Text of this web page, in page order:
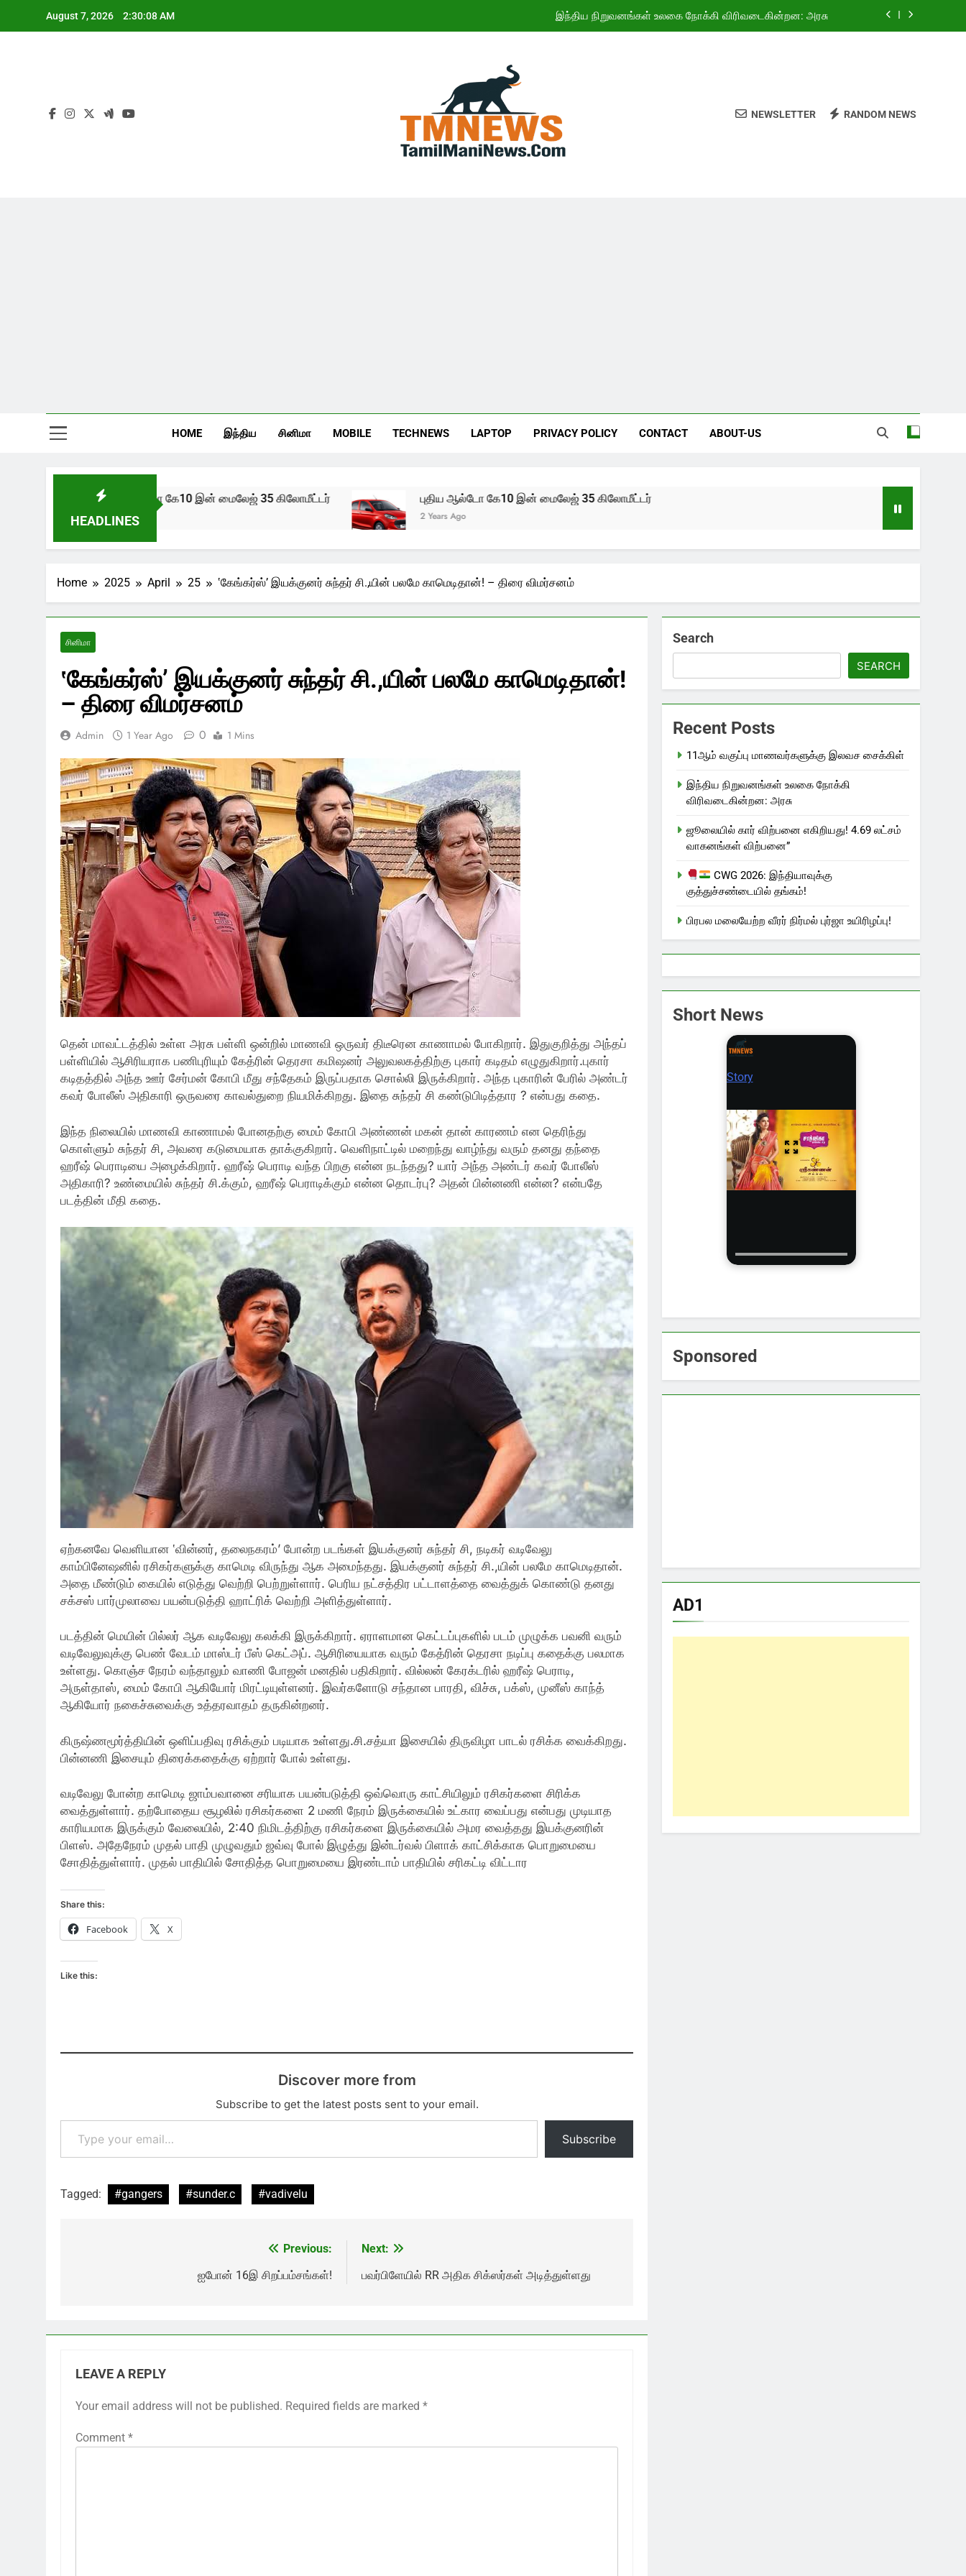
August 7, 2026 2:30:09 AM இந்திய நிறுவனங்கள் உலகை நோக்கி விரிவடைகின்றன: அரசு
11ஆம் வகுப்பு மாணவர்களுக்கு இலவச சைக்கிள்
இந்திய நிறுவனங்கள் உலகை நோக்கி விரிவடைகின்றன: அரசு
NEWSLETTER RANDOM NEWS
HOME இந்திய சினிமா MOBILE TECHNEWS LAPTOP PRIVACY POLICY CONTACT ABOUT-US
HEADLINES
புதிய ஆல்டோ கே10 இன் மைலேஜ் 35 கிலோமீட்டர்
2 Years Ago
புதிய ஆல்டோ கே10 இன் மைலேஜ் 35 கிலோமீட்டர்
2 Years Ago
Home 2025 April 25 ‛கேங்கர்ஸ்’ இயக்குனர் சுந்தர் சி.,யின் பலமே காமெடிதான்! – திரை விமர்சனம்
சினிமா
‛கேங்கர்ஸ்’ இயக்குனர் சுந்தர் சி.,யின் பலமே காமெடிதான்!
– திரை விமர்சனம்
Admin 1 Year Ago 0 1 Mins
தென் மாவட்டத்தில் உள்ள அரசு பள்ளி ஒன்றில் மாணவி ஒருவர் திடீரென காணாமல் போகிறார். இதுகுறித்து அந்தப்
பள்ளியில் ஆசிரியராக பணிபுரியும் கேத்ரின் தெரசா கமிஷனர் அலுவலகத்திற்கு புகார் கடிதம் எழுதுகிறார்.புகார்
கடிதத்தில் அந்த ஊர் சேர்மன் கோபி மீது சந்தேகம் இருப்பதாக சொல்லி இருக்கிறார். அந்த புகாரின் பேரில் அண்டர்
கவர் போலீஸ் அதிகாரி ஒருவரை காவல்துறை நியமிக்கிறது. இதை சுந்தர் சி கண்டுபிடித்தார ? என்பது கதை.
இந்த நிலையில் மாணவி காணாமல் போனதற்கு மைம் கோபி அண்ணன் மகன் தான் காரணம் என தெரிந்து
கொள்ளும் சுந்தர் சி, அவரை கடுமையாக தாக்குகிறார். வெளிநாட்டில் மறைந்து வாழ்ந்து வரும் தனது தந்தை
ஹரீஷ் பெராடியை அழைக்கிறார். ஹரீஷ் பெராடி வந்த பிறகு என்ன நடந்தது? யார் அந்த அண்டர் கவர் போலீஸ்
அதிகாரி? உண்மையில் சுந்தர் சி.க்கும், ஹரீஷ் பெராடிக்கும் என்ன தொடர்பு? அதன் பின்னணி என்ன? என்பதே
படத்தின் மீதி கதை.
ஏற்கனவே வெளியான ‛வின்னர், தலைநகரம்’ போன்ற படங்கள் இயக்குனர் சுந்தர் சி, நடிகர் வடிவேலு
காம்பினேஷனில் ரசிகர்களுக்கு காமெடி விருந்து ஆக அமைந்தது. இயக்குனர் சுந்தர் சி.,யின் பலமே காமெடிதான்.
அதை மீண்டும் கையில் எடுத்து வெற்றி பெற்றுள்ளார். பெரிய நட்சத்திர பட்டாளத்தை வைத்துக் கொண்டு தனது
சக்சஸ் பார்முலாவை பயன்படுத்தி ஹாட்ரிக் வெற்றி அளித்துள்ளார்.
படத்தின் மெயின் பில்லர் ஆக வடிவேலு கலக்கி இருக்கிறார். ஏராளமான கெட்டப்புகளில் படம் முழுக்க பவனி வரும்
வடிவேலுவுக்கு பெண் வேடம் மாஸ்டர் பீஸ் கெட்அப். ஆசிரியையாக வரும் கேத்ரின் தெரசா நடிப்பு கதைக்கு பலமாக
உள்ளது. கொஞ்ச நேரம் வந்தாலும் வாணி போஜன் மனதில் பதிகிறார். வில்லன் கேரக்டரில் ஹரீஷ் பெராடி,
அருள்தாஸ், மைம் கோபி ஆகியோர் மிரட்டியுள்ளனர். இவர்களோடு சந்தான பாரதி, விச்சு, பக்ஸ், முனீஸ் காந்த்
ஆகியோர் நகைச்சுவைக்கு உத்தரவாதம் தருகின்றனர்.
கிருஷ்ணமூர்த்தியின் ஒளிப்பதிவு ரசிக்கும் படியாக உள்ளது.சி.சத்யா இசையில் திருவிழா பாடல் ரசிக்க வைக்கிறது.
பின்னணி இசையும் திரைக்கதைக்கு ஏற்றார் போல் உள்ளது.
வடிவேலு போன்ற காமெடி ஜாம்பவானை சரியாக பயன்படுத்தி ஒவ்வொரு காட்சியிலும் ரசிகர்களை சிரிக்க
வைத்துள்ளார். தற்போதைய சூழலில் ரசிகர்களை 2 மணி நேரம் இருக்கையில் உட்கார வைப்பது என்பது முடியாத
காரியமாக இருக்கும் வேலையில், 2:40 நிமிடத்திற்கு ரசிகர்களை இருக்கையில் அமர வைத்தது இயக்குனரின்
பிளஸ். அதேநேரம் முதல் பாதி முழுவதும் ஜவ்வு போல் இழுத்து இன்டர்வல் பிளாக் காட்சிக்காக பொறுமையை
சோதித்துள்ளார். முதல் பாதியில் சோதித்த பொறுமையை இரண்டாம் பாதியில் சரிகட்டி விட்டார
Share this:
Facebook X
Like this:
Discover more from
Subscribe to get the latest posts sent to your email.
Type your email…
Subscribe
Tagged: #gangers #sunder.c #vadivelu
Previous:
ஐபோன் 16இ சிறப்பம்சங்கள்!
Next:
பவர்பிளேயில் RR அதிக சிக்ஸர்கள் அடித்துள்ளது
LEAVE A REPLY
Your email address will not be published. Required fields are marked *
Comment *
Search
SEARCH
Recent Posts
11ஆம் வகுப்பு மாணவர்களுக்கு இலவச சைக்கிள்
இந்திய நிறுவனங்கள் உலகை நோக்கி
விரிவடைகின்றன: அரசு
ஜூலையில் கார் விற்பனை எகிறியது! 4.69 லட்சம்
வாகனங்கள் விற்பனை”
CWG 2026: இந்தியாவுக்கு
குத்துச்சண்டையில் தங்கம்!
பிரபல மலையேற்ற வீரர் நிர்மல் புர்ஜா உயிரிழப்பு!
Short News
Story
Sponsored
AD1